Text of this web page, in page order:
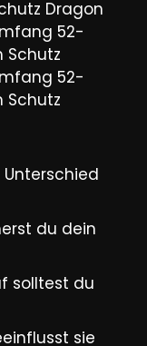
Dragon
52-
Schutz
52-
Schutz
Unterschied
du dein
solltest du
sie